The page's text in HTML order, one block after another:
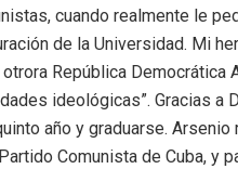
cuando realmente le
de la Universidad. Mi
República Democrática
ideológicas”. Gracias a
año y graduarse.
Comunista de Cuba, y